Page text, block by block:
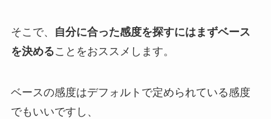
そこで、
自分に合った感度を探すにはまずベース
を決めることをおススメします。
ベースの感度はデフォルトで定められている感度
でもいいですし、